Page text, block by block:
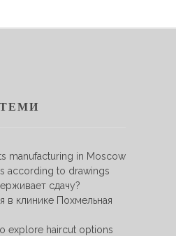
manufacturing in Moscow
according to drawings
сдачу?
в клинике Похмельная
explore haircut options